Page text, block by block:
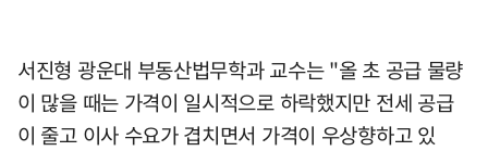
서진형 광운대 부동산법무학과 교수는 "올 초 공급 물량
이 많을 때는 가격이 일시적으로 하락했지만 전세 공급
이 줄고 이사 수요가 겹치면서 가격이 우상향하고 있